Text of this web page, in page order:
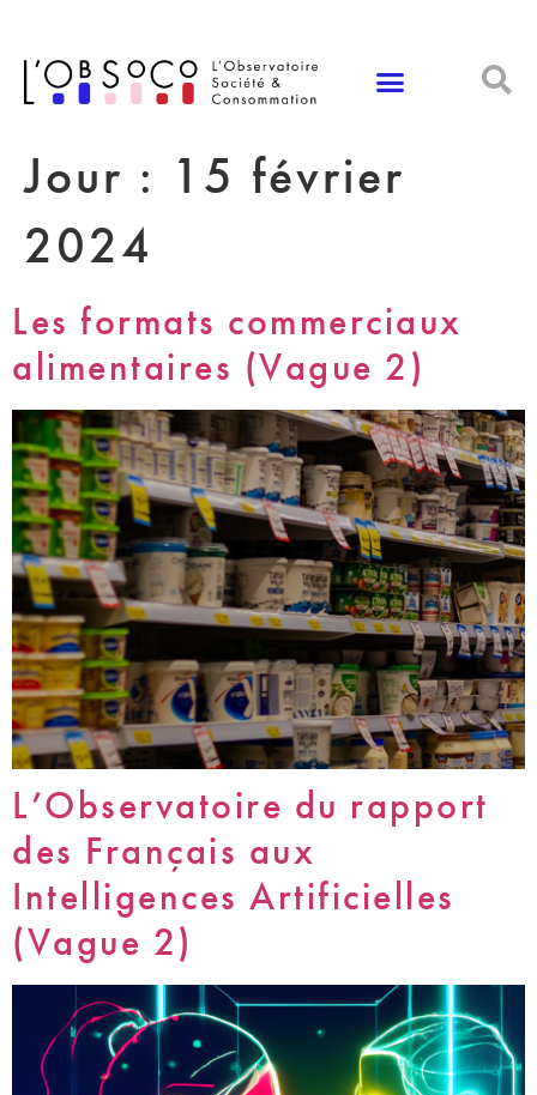
Jour : 15 février
2024
Les formats commerciaux
alimentaires (Vague 2)
L’Observatoire du rapport
des Français aux
Intelligences Artificielles
(Vague 2)